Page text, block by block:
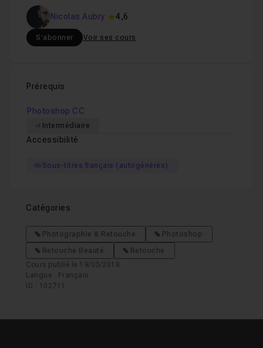
Nicolas Aubry 4,6
S'abonner Voir ses cours
Prérequis
Photoshop CC
Intermédiaire
Accessibilité
Sous-titres français (autogénérés)
Catégories
Photographie & Retouche
Photoshop
Retouche Beauté
Retouche
Cours publié le 19/03/2018
Langue : Français
ID : 102711